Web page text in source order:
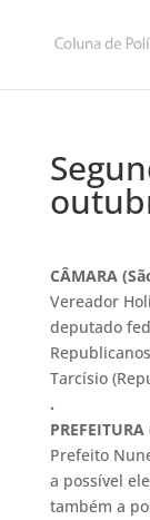
CÂMARA
Vereador
deputado
Tarcísio
.
Prefeito
a possível
também a